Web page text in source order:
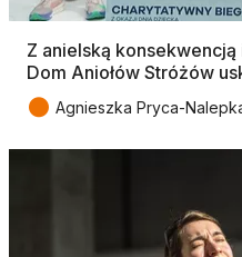
Z anielską
Dom Aniołów Stróżów
● Agnieszka Pryca-